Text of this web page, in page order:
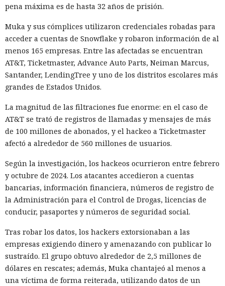
pena máxima es de hasta 32 años de prisión.
Muka y sus cómplices utilizaron credenciales robadas para
acceder a cuentas de Snowflake y robaron información de al
menos 165 empresas. Entre las afectadas se encuentran
AT&T, Ticketmaster, Advance Auto Parts, Neiman Marcus,
Santander, LendingTree y uno de los distritos escolares más
grandes de Estados Unidos.
La magnitud de las filtraciones fue enorme: en el caso de
AT&T se trató de registros de llamadas y mensajes de más
de 100 millones de abonados, y el hackeo a Ticketmaster
afectó a alrededor de 560 millones de usuarios.
Según la investigación, los hackeos ocurrieron entre febrero
y octubre de 2024. Los atacantes accedieron a cuentas
bancarias, información financiera, números de registro de
la Administración para el Control de Drogas, licencias de
conducir, pasaportes y números de seguridad social.
Tras robar los datos, los hackers extorsionaban a las
empresas exigiendo dinero y amenazando con publicar lo
sustraído. El grupo obtuvo alrededor de 2,5 millones de
dólares en rescates; además, Muka chantajeó al menos a
una víctima de forma reiterada, utilizando datos de un